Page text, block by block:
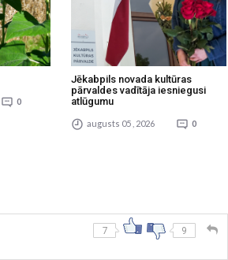
0
Jēkabpils novada kultūras
pārvaldes vadītāja iesniegusi
atlūgumu
augusts 05 , 2026 0
7 9